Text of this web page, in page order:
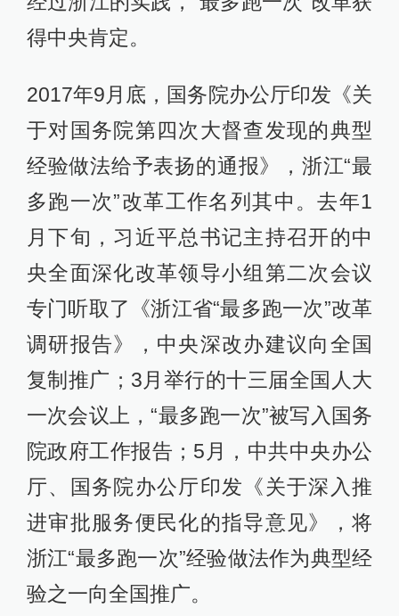
得中央肯定。
2017年9月底，国务院办公厅印发《关
于对国务院第四次大督查发现的典型
经验做法给予表扬的通报》，浙江“最
多跑一次”改革工作名列其中。去年1
月下旬，习近平总书记主持召开的中
央全面深化改革领导小组第二次会议
专门听取了《浙江省“最多跑一次”改革
调研报告》，中央深改办建议向全国
复制推广；3月举行的十三届全国人大
一次会议上，“最多跑一次”被写入国务
院政府工作报告；5月，中共中央办公
厅、国务院办公厅印发《关于深入推
进审批服务便民化的指导意见》，将
浙江“最多跑一次”经验做法作为典型经
验之一向全国推广。